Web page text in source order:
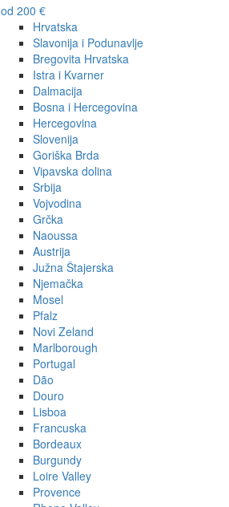
od 200 €
Hrvatska
Slavonija i Podunavlje
Bregovita Hrvatska
Istra i Kvarner
Dalmacija
Bosna i Hercegovina
Hercegovina
Slovenija
Goriška Brda
Vipavska dolina
Srbija
Vojvodina
Grčka
Naoussa
Austrija
Južna Štajerska
Njemačka
Mosel
Pfalz
Novi Zeland
Marlborough
Portugal
Dão
Douro
Lisboa
Francuska
Bordeaux
Burgundy
Loire Valley
Provence